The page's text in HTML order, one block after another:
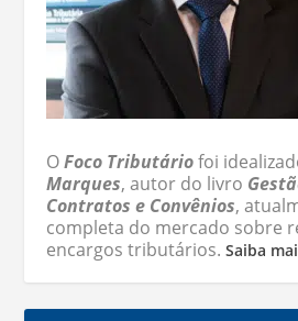
OFoco Tributáriofoi
Marques, autor do livro
Contratos e Convênios,
completa do mercado sobre
encargos tributários.Saiba